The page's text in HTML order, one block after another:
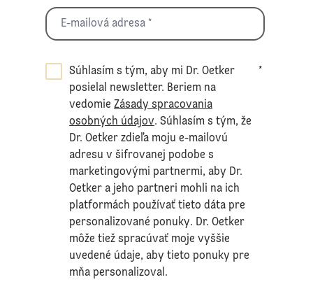
Súhlasím s tým, aby mi Dr. Oetker
posielal newsletter. Beriem na
vedomieZásady spracovania
osobných údajov. Súhlasím s tým, že
Dr. Oetker zdieľa moju e-mailovú
adresu v šifrovanej podobe s
marketingovými partnermi, aby Dr.
Oetker a jeho partneri mohli na ich
platformách používať tieto dáta pre
personalizované ponuky. Dr. Oetker
môže tiež spracúvať moje vyššie
uvedené údaje, aby tieto ponuky pre
mňa personalizoval.
*